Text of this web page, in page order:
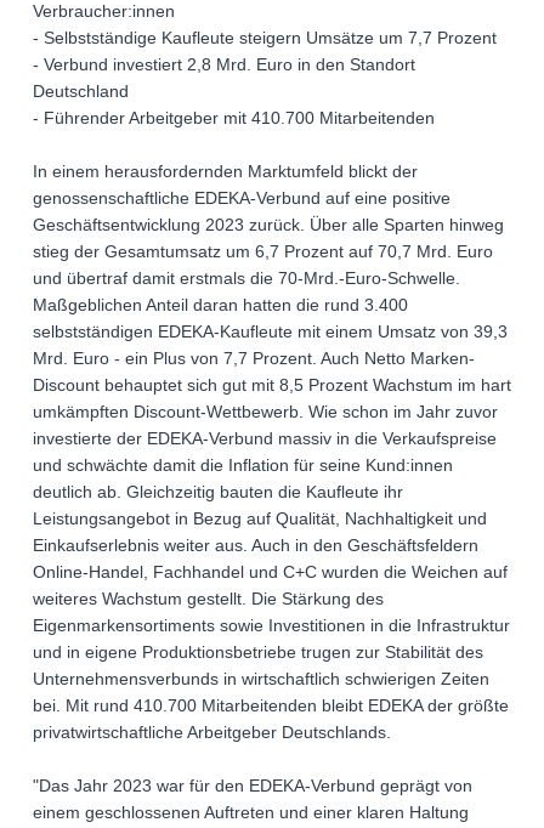
Verbraucher:innen
- Selbstständige Kaufleute steigern Umsätze um 7,7 Prozent
- Verbund investiert 2,8 Mrd. Euro in den Standort
Deutschland
- Führender Arbeitgeber mit 410.700 Mitarbeitenden
In einem herausfordernden Marktumfeld blickt der
genossenschaftliche EDEKA-Verbund auf eine positive
Geschäftsentwicklung 2023 zurück. Über alle Sparten hinweg
stieg der Gesamtumsatz um 6,7 Prozent auf 70,7 Mrd. Euro
und übertraf damit erstmals die 70-Mrd.-Euro-Schwelle.
Maßgeblichen Anteil daran hatten die rund 3.400
selbstständigen EDEKA-Kaufleute mit einem Umsatz von 39,3
Mrd. Euro - ein Plus von 7,7 Prozent. Auch Netto Marken-
Discount behauptet sich gut mit 8,5 Prozent Wachstum im hart
umkämpften Discount-Wettbewerb. Wie schon im Jahr zuvor
investierte der EDEKA-Verbund massiv in die Verkaufspreise
und schwächte damit die Inflation für seine Kund:innen
deutlich ab. Gleichzeitig bauten die Kaufleute ihr
Leistungsangebot in Bezug auf Qualität, Nachhaltigkeit und
Einkaufserlebnis weiter aus. Auch in den Geschäftsfeldern
Online-Handel, Fachhandel und C+C wurden die Weichen auf
weiteres Wachstum gestellt. Die Stärkung des
Eigenmarkensortiments sowie Investitionen in die Infrastruktur
und in eigene Produktionsbetriebe trugen zur Stabilität des
Unternehmensverbunds in wirtschaftlich schwierigen Zeiten
bei. Mit rund 410.700 Mitarbeitenden bleibt EDEKA der größte
privatwirtschaftliche Arbeitgeber Deutschlands.
"Das Jahr 2023 war für den EDEKA-Verbund geprägt von
einem geschlossenen Auftreten und einer klaren Haltung